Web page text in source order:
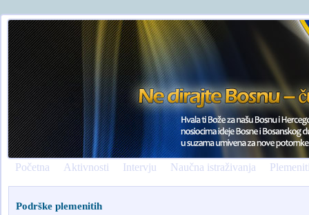
Početna Aktivnosti Intervju Naučna istraživanja
Podrške plemenitih